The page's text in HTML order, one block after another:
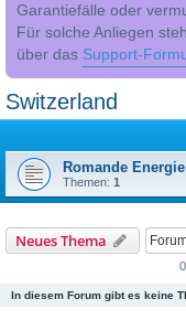
Garantiefälle oder
Für solche Anliegen
über das Support-
Switzerland
Romande Energie
Themen: 1
Neues Thema
In diesem Forum gibt es keine